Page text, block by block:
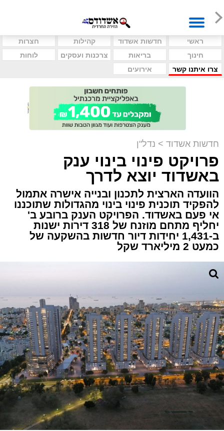
ראשי חדשות אשדוד קהילות
חצרות
חינוך
בריאות צרכנות ועסקים
לוחות
צרו איתנו קשר
אירועים
חדשות אשדוד > נדל"ן
פרויקט פינוי בינוי ענק
באשדוד יוצא לדרך
הוועדה הארצית לתכנון ובנייה אישרה אתמול
להפקיד תוכנית פינוי בינוי מהגדולות שתוכננו
אי פעם באשדוד. הפרויקט הענק ברובע ב'
יחליף מתחם מוזנח של 318 דירות ישנות
ב-1,431 יחידות דיור חדשות בהשקעה של
כמעט 2 מיליארד שקל